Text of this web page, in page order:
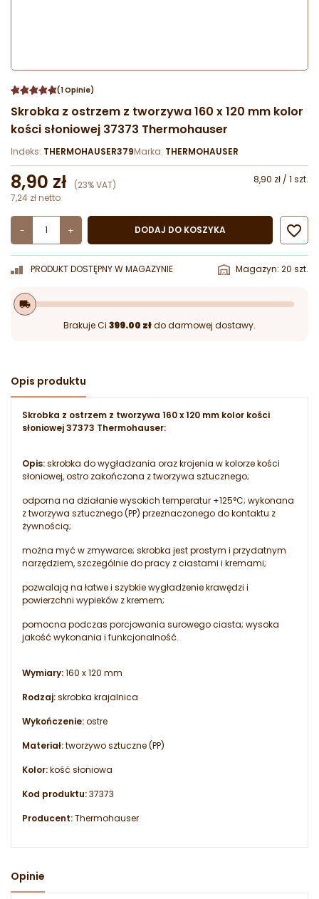
(1 Opinie)
Skrobka z ostrzem z tworzywa 160 x 120 mm kolor
kości słoniowej 37373 Thermohauser
Indeks: THERMOHAUSER379Marka: THERMOHAUSER
8,90 zł (23% VAT)
8,90 zł / 1 szt.
7,24 zł netto
- + DODAJ DO KOSZYKA 
PRODUKT DOSTĘPNY W MAGAZYNIE Magazyn: 20 szt.
local_shipping
Brakuje Ci 399.00 złdo darmowej dostawy.
Opis produktu
Skrobka z ostrzem z tworzywa 160 x 120 mm kolor kości
słoniowej 37373 Thermohauser:
Opis:skrobka do wygładzania oraz krojenia w kolorze kości
słoniowej, ostro zakończona z tworzywa sztucznego;
odporna na działanie wysokich temperatur +125°C; wykonana
z tworzywa sztucznego (PP) przeznaczonego do kontaktu z
żywnością;
można myć w zmywarce; skrobka jest prostym i przydatnym
narzędziem, szczególnie do pracy z ciastami i kremami;
pozwalają na łatwe i szybkie wygładzenie krawędzi i
powierzchni wypieków z kremem;
pomocna podczas porcjowania surowego ciasta; wysoka
jakość wykonania i funkcjonalność.
Wymiary:160 x 120 mm
Rodzaj:skrobka krajalnica
Wykończenie:ostre
Materiał:tworzywo sztuczne (PP)
Kolor:kość słoniowa
Kod produktu:37373
Producent:Thermohauser
Opinie